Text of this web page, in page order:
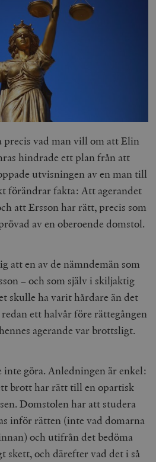
precis vad man vill om att Elin
hindrade ett plan från att
utvisningen av en man till
förändrar fakta: Att agerandet
att Ersson har rätt, precis som
av en oberoende domstol.
att en av de nämndemän som
–och som själv i skiljaktig
skulle ha varit hårdare än det
redan ett halvår före rättegången
agerande var brottsligt.
inte göra. Anledningen är enkel:
brott har rätt till en opartisk
Domstolen har att studera
inför rätten (inte vad domarna
och utifrån det bedöma
skett, och därefter vad det i så